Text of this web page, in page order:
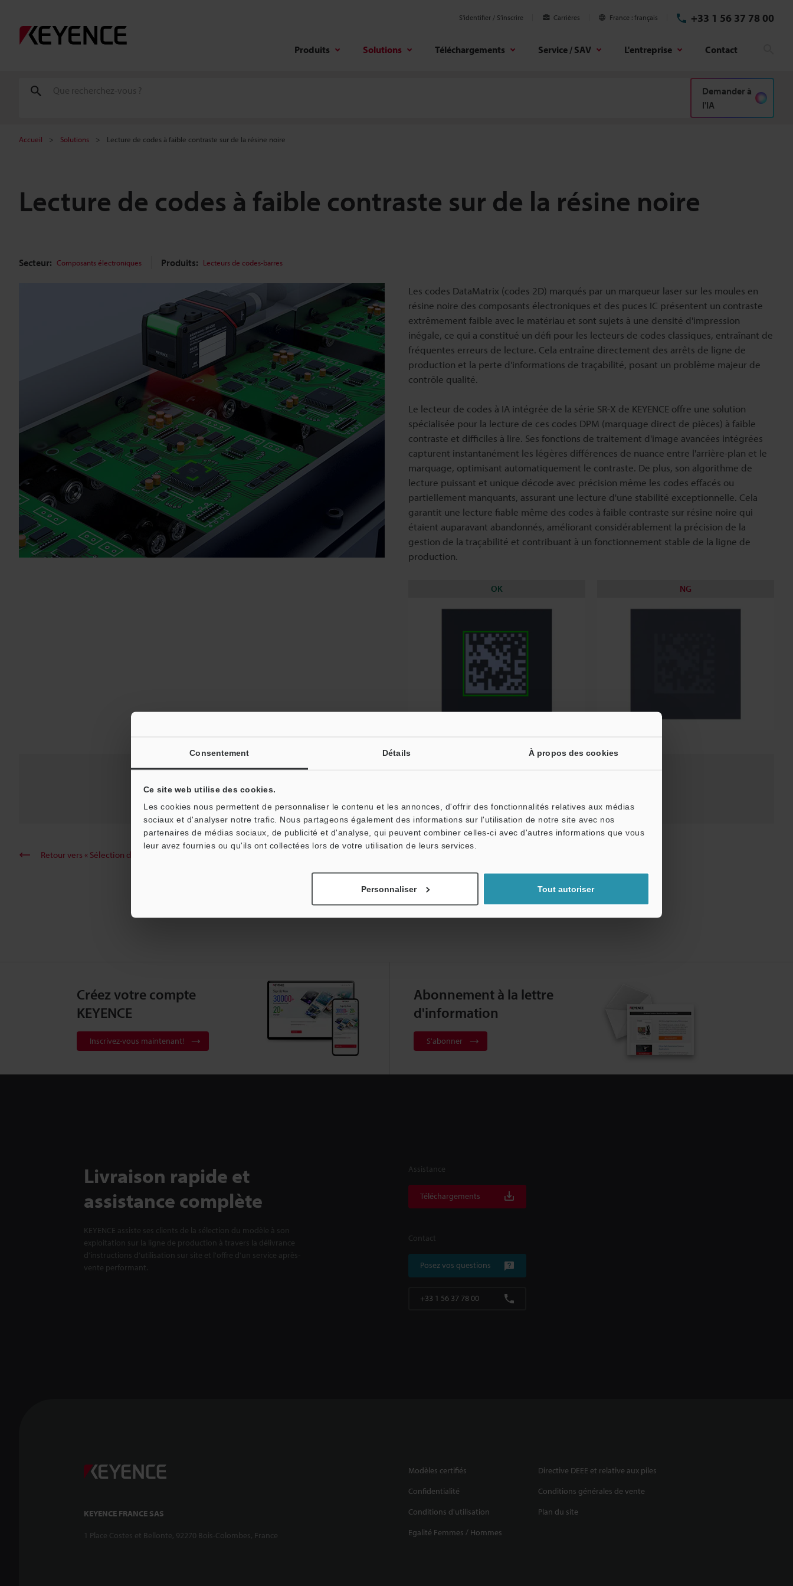
Consentement Détails À propos des cookies
Ce site web utilise des cookies.
Les cookies nous permettent de personnaliser le contenu et les annonces, d'offrir des fonctionnalités relatives aux médias
sociaux et d'analyser notre trafic. Nous partageons également des informations sur l'utilisation de notre site avec nos
partenaires de médias sociaux, de publicité et d'analyse, qui peuvent combiner celles-ci avec d'autres informations que vous
leur avez fournies ou qu'ils ont collectées lors de votre utilisation de leurs services.
Personnaliser Tout autoriser
S'identifier / S’inscrire Carrières France français +33 1 56 37 78 00
Produits Solutions Téléchargements Service / SAV L'entreprise Contact
Demander à
l'IA
Accueil Solutions Lecture de codes à faible contraste sur de la résine noire
Lecture de codes à faible contraste sur de la résine noire
Secteur: Composants électroniques Produits: Lecteurs de codes-barres
Les codes DataMatrix (codes 2D) marqués par un marqueur laser sur les moules en
résine noire des composants électroniques et des puces IC présentent un contraste
extrêmement faible avec le matériau et sont sujets à une densité d'impression
inégale, ce qui a constitué un défi pour les lecteurs de codes classiques, entraînant de
fréquentes erreurs de lecture. Cela entraîne directement des arrêts de ligne de
production et la perte d'informations de traçabilité, posant un problème majeur de
contrôle qualité.
Le lecteur de codes à IA intégrée de la série SR-X de KEYENCE offre une solution
spécialisée pour la lecture de ces codes DPM (marquage direct de pièces) à faible
contraste et difficiles à lire. Ses fonctions de traitement d'image avancées intégrées
capturent instantanément les légères différences de nuance entre l'arrière-plan et le
marquage, optimisant automatiquement le contraste. De plus, son algorithme de
lecture puissant et unique décode avec précision même les codes effacés ou
partiellement manquants, assurant une lecture d'une stabilité exceptionnelle. Cela
garantit une lecture fiable même des codes à faible contraste sur résine noire qui
étaient auparavant abandonnés, améliorant considérablement la précision de la
gestion de la traçabilité et contribuant à un fonctionnement stable de la ligne de
production.
OK NG
Série SR-X
Retour vers « Sélection de produits par industrie et application »
Créez votre compte
KEYENCE
Inscrivez-vous maintenant!
Abonnement à la lettre
d'information
S'abonner
Livraison rapide et
assistance complète
KEYENCE assiste ses clients de la sélection du modèle à son
exploitation sur la ligne de production à travers la délivrance
d'instructions d'utilisation sur site et l'offre d'un service après-
vente performant.
Assistance
Téléchargements
Contact
Posez vos questions
+33 1 56 37 78 00
KEYENCE FRANCE SAS
1 Place Costes et Bellonte, 92270 Bois-Colombes, France
Modèles certifiés
Directive DEEE et relative aux piles
Confidentialité
Conditions générales de vente
Conditions d'utilisation
Plan du site
Egalité Femmes / Hommes